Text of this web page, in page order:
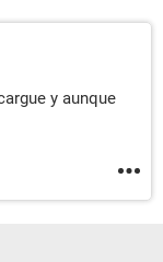
y aunque